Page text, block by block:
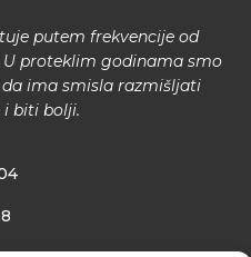
putem frekvencije od
U proteklim godinama smo
ima smisla razmišljati
i biti bolji.